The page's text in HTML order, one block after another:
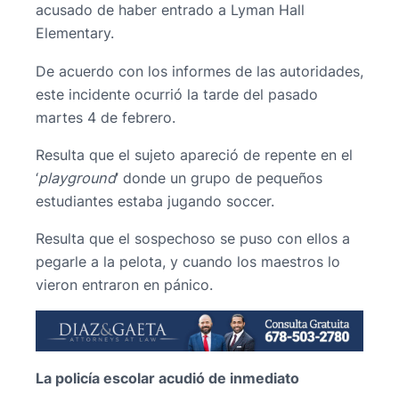
acusado de haber entrado a Lyman Hall
Elementary.
De acuerdo con los informes de las autoridades,
este incidente ocurrió la tarde del pasado
martes 4 de febrero.
Resulta que el sujeto apareció de repente en el
‘playground’ donde un grupo de pequeños
estudiantes estaba jugando soccer.
Resulta que el sospechoso se puso con ellos a
pegarle a la pelota, y cuando los maestros lo
vieron entraron en pánico.
La policía escolar acudió de inmediato